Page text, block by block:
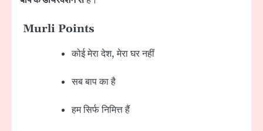
Murli Points
कोई मेरा देश, मेरा घर नहीं
सब बाप का है
हम सिर्फ निमित्त हैं